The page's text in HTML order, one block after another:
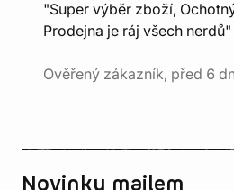
"Super výběr zboží,
Prodejna je ráj všech nerdů"
Ověřený zákazník, před 6